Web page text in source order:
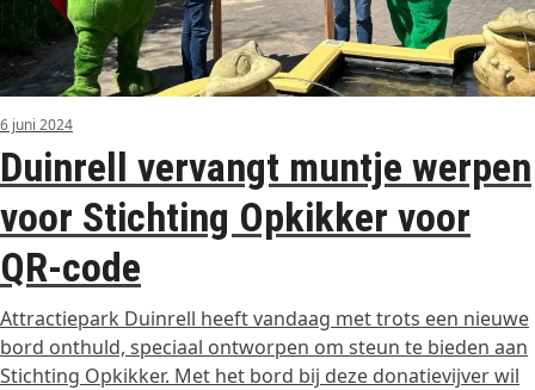
6 juni 2024
Duinrell vervangt muntje werpen
voor Stichting Opkikker voor
QR-code
Attractiepark Duinrell heeft vandaag met trots een nieuwe
bord onthuld, speciaal ontworpen om steun te bieden aan
Stichting Opkikker. Met het bord bij deze donatievijver wil